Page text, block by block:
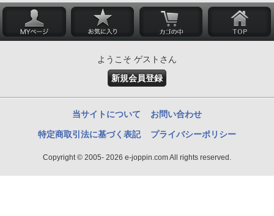
ようこそ ゲストさん
新規会員登録
当サイトについて お問い合わせ
特定商取引法に基づく表記 プライバシーポリシー
Copyright © 2005- 2026 e-joppin.com All rights reserved.